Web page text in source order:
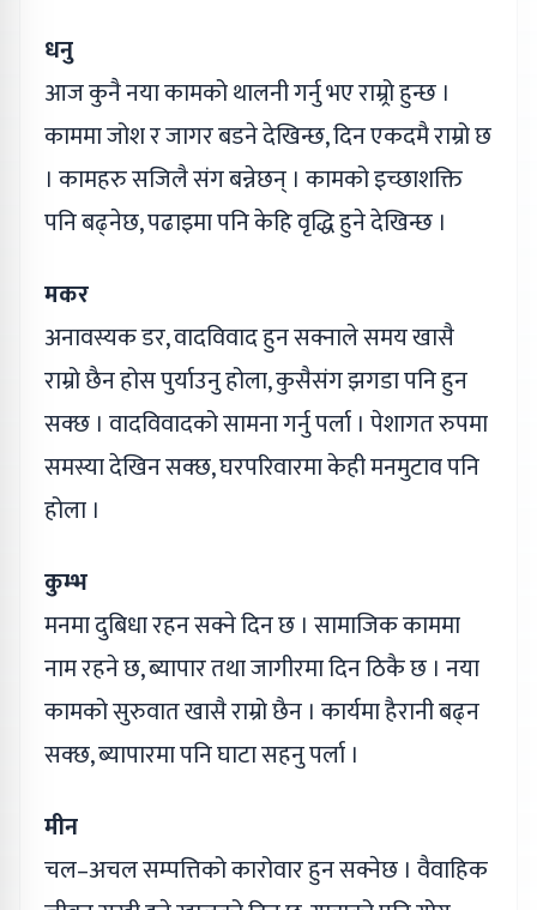
धनु
आज कुनै नया कामको थालनी गर्नु भए राम्र्रो हुन्छ ।
काममा जोश र जागर बडने देखिन्छ, दिन एकदमै राम्रो छ
। कामहरु सजिलै संग बन्नेछन् । कामको इच्छाशक्ति
पनि बढ्नेछ, पढाइमा पनि केहि वृद्धि हुने देखिन्छ ।
मकर
अनावस्यक डर, वादविवाद हुन सक्नाले समय खासै
राम्रो छैन होस पुर्याउनु होला, कुसैसंग झगडा पनि हुन
सक्छ । वादविवादको सामना गर्नु पर्ला । पेशागत रुपमा
समस्या देखिन सक्छ, घरपरिवारमा केही मनमुटाव पनि
होला ।
कुम्भ
मनमा दुबिधा रहन सक्ने दिन छ । सामाजिक काममा
नाम रहने छ, ब्यापार तथा जागीरमा दिन ठिकै छ । नया
कामको सुरुवात खासै राम्रो छैन । कार्यमा हैरानी बढ्न
सक्छ, ब्यापारमा पनि घाटा सहनु पर्ला ।
मीन
चल–अचल सम्पत्तिको कारोवार हुन सक्नेछ । वैवाहिक